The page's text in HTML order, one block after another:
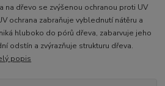
na dřevo se zvýšenou ochranou proti UV
ochrana zabraňuje vyblednutí nátěru a
hluboko do pórů dřeva, zabarvuje jeho
odstín a zvýrazňuje strukturu dřeva.
popis